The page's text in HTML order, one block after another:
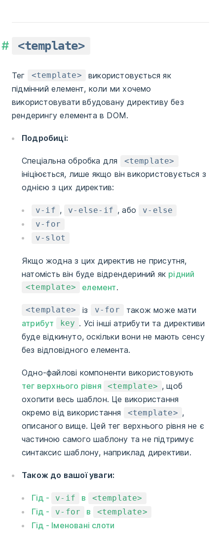
<template>
Тег <template>
використовується як
підмінний елемент, коли ми хочемо
використовувати вбудовану директиву без
рендерингу елемента в DOM.
Подробиці:
Спеціальна обробка для <template>
ініціюється, лише якщо він використовується з
однією з цих директив:
v-if , v-else-if , або
v-else
v-for
v-slot
Якщо жодна з цих директив не присутня,
натомість він буде відрендериний як рідний
<template> елемент.
<template> із v-for
також може мати
атрибут
key . Усі інші атрибути та директиви
буде відкинуто, оскільки вони не мають сенсу
без відповідного елемента.
Одно-файлові компоненти використовують
тег верхнього рівня
<template> , щоб
охопити весь шаблон. Це використання
окремо від використання
<template> ,
описаного вище. Цей тег верхнього рівня не є
частиною самого шаблону та не підтримує
синтаксис шаблону, наприклад директиви.
Також до вашої уваги:
Гід - v-if в <template>
Гід - v-for в <template>
Гід - Іменовані слоти